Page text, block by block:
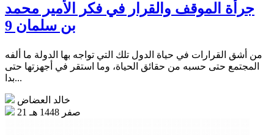
جرأة الموقف والقرار في فكر الأمير محمد
بن سلمان 9
من أشق القرارات في حياة الدول تلك التي تواجه بها الدولة ما ألفه
المجتمع حتى حسبه من حقائق الحياة، وما استقر في أجهزتها حتى
بدا...
خالد العضاض
21 صفر 1448 هـ